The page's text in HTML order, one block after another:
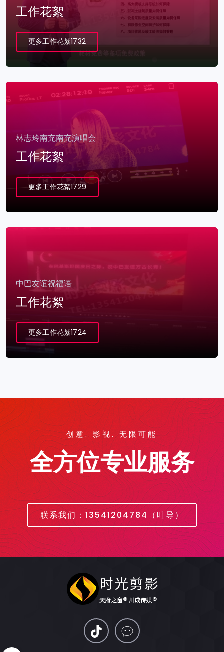
工作花絮
更多工作花絮1732
林志玲南充南充演唱会
工作花絮
更多工作花絮1729
中巴友谊祝福语
工作花絮
更多工作花絮1724
创意. 影视. 无限可能
全方位专业服务
联系我们：13541204784（叶导）